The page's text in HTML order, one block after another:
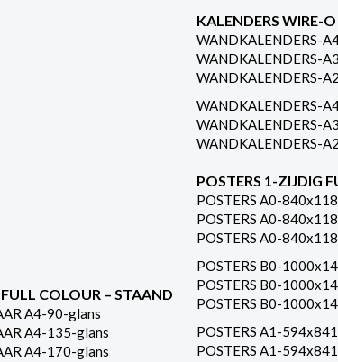
FULL COLOUR – STAAND
A4-90-glans
A4-135-glans
A4-170-glans
KALENDERS WIRE-
WANDKALENDERS-
WANDKALENDERS-
WANDKALENDERS-
WANDKALENDERS-
WANDKALENDERS-
WANDKALENDERS-
POSTERS 1-ZIJDIG
POSTERS A0-
POSTERS A0-
POSTERS A0-
POSTERS B0-
POSTERS B0-
POSTERS B0-
POSTERS A1-
POSTERS A1-